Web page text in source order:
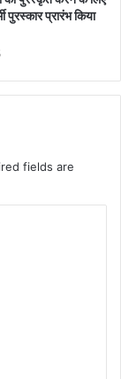
पुरस्कार प्रारंभ किया
fields are